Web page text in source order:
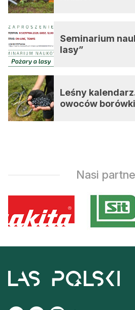
Seminarium
lasy”
Leśny
owoców
Nasi